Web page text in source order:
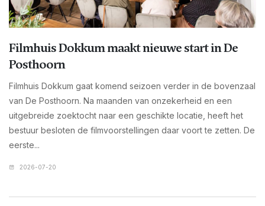
Filmhuis Dokkum maakt nieuwe start in De
Posthoorn
Filmhuis Dokkum gaat komend seizoen verder in de bovenzaal
van De Posthoorn. Na maanden van onzekerheid en een
uitgebreide zoektocht naar een geschikte locatie, heeft het
bestuur besloten de filmvoorstellingen daar voort te zetten. De
eerste...
2026-07-20